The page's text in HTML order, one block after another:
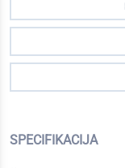
SPECIFIKACIJA